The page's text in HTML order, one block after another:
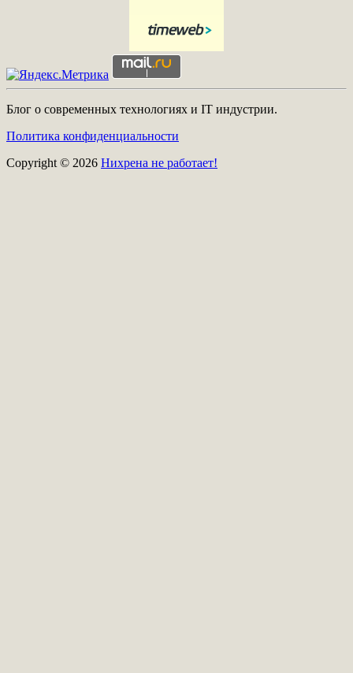
Блог о современных технологиях и IT индустрии.
Политика конфиденциальности
Copyright © 2026 Нихрена не работает!